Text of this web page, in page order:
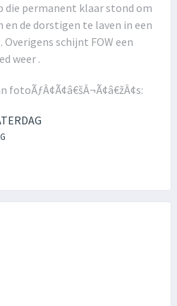
die permanent klaar stond om
de dorstigen te laven in een
schijnt FOW een
weer .
fotoÃƒÂ¢Ã¢â€šÂ¬Ã¢â€žÂ¢s: